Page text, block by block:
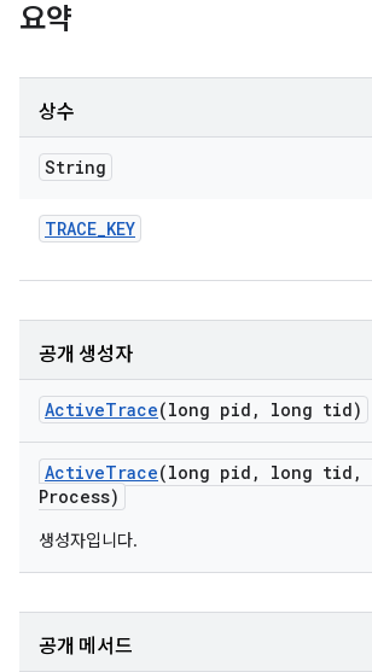
요약
상수
String
TRACE_KEY
공개 생성자
ActiveTrace(long pid , long tid)
ActiveTrace(long pid , long tid ,
Process)
생성자입니다.
공개 메서드